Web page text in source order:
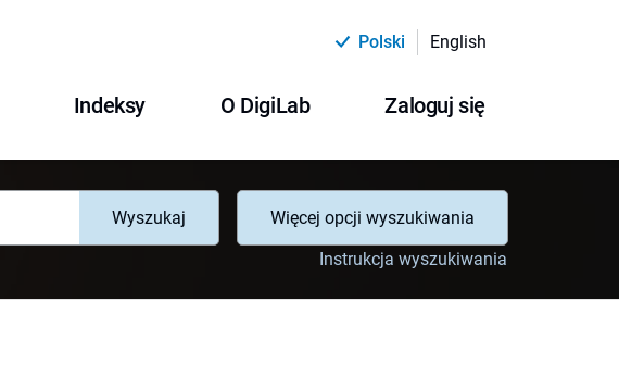
Polski English
Indeksy O DigiLab Zaloguj się
Wyszukaj
Więcej opcji wyszukiwania
Instrukcja wyszukiwania